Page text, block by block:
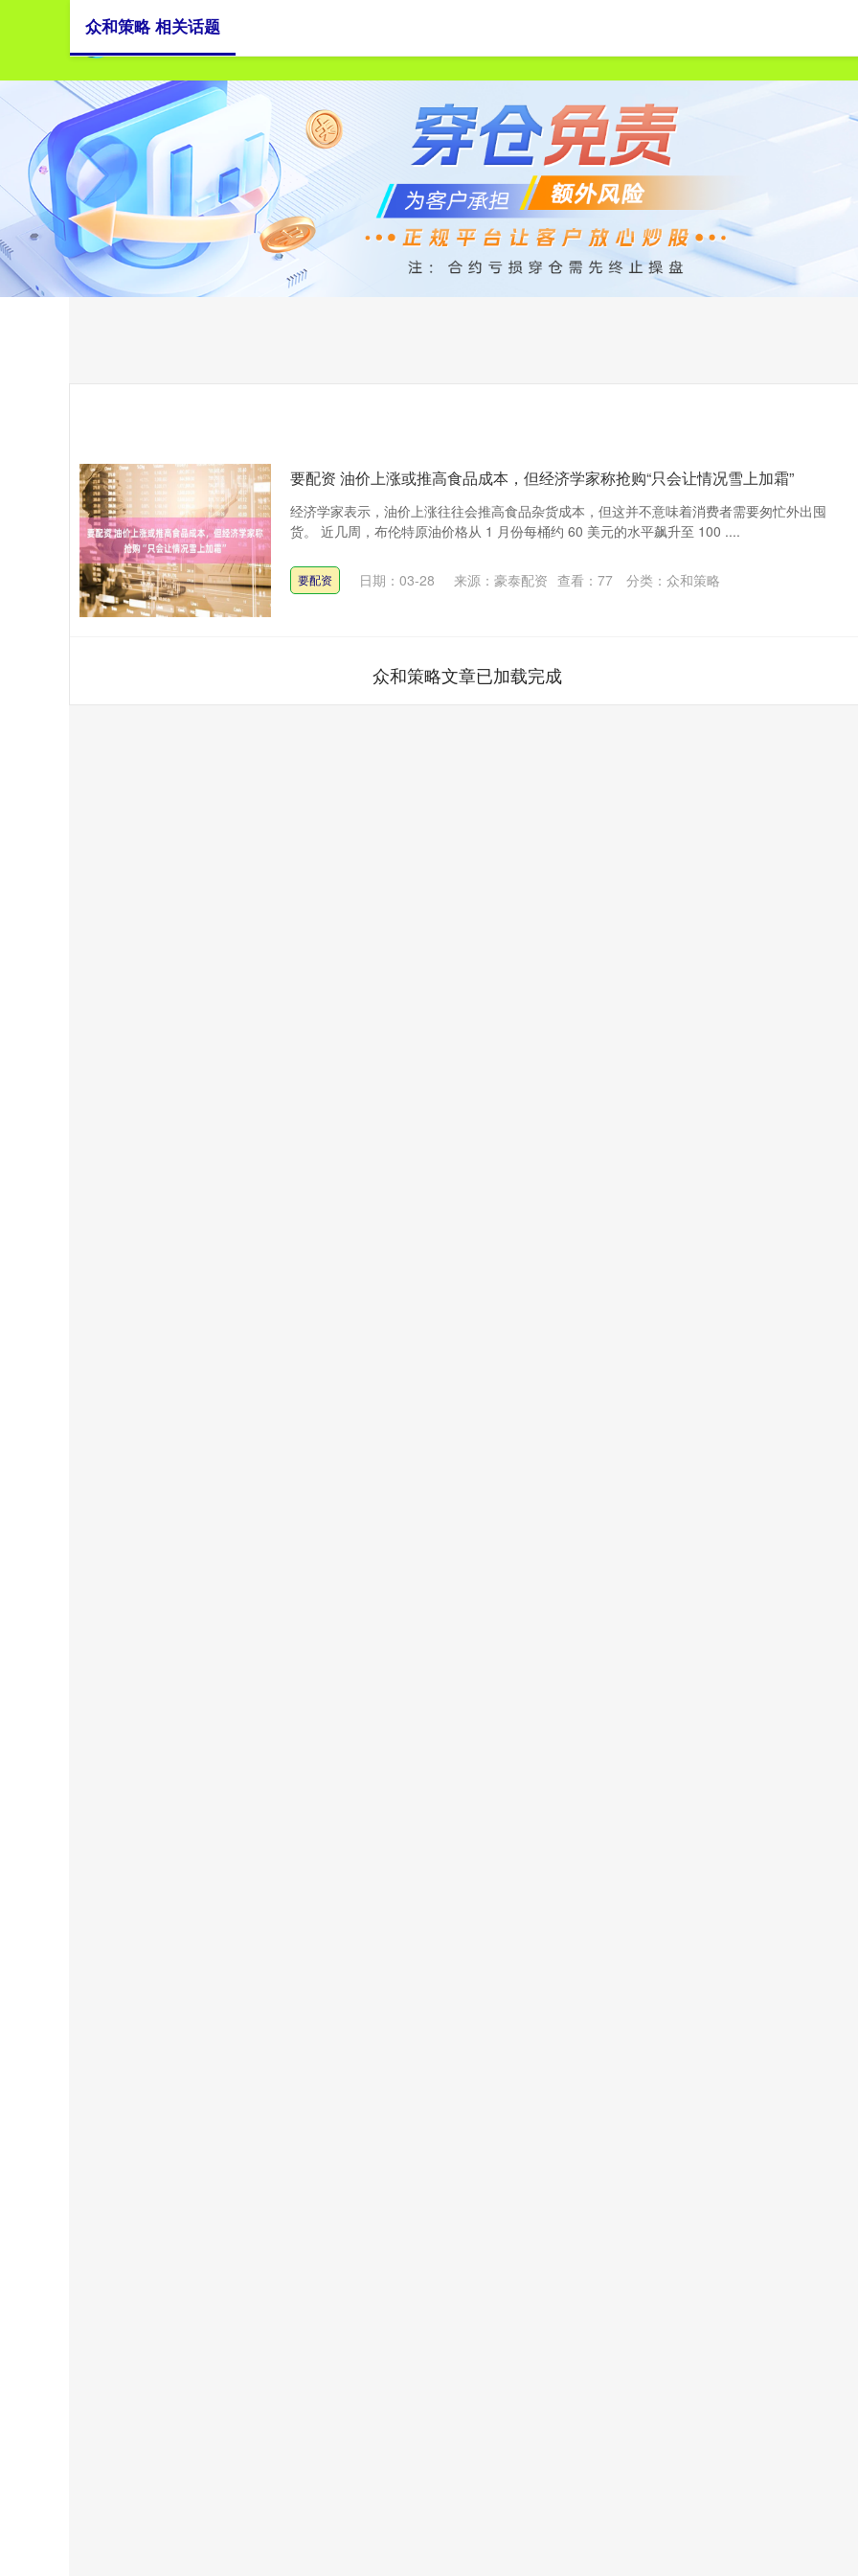
众和策略 相关话题
要配资 油价上涨或推高食品成本，但经济学家称抢购“只会让情况雪上加霜”
经济学家表示，油价上涨往往会推高食品杂货成本，但这并不意味着消费者需要匆忙外出囤
货。 近几周，布伦特原油价格从 1 月份每桶约 60 美元的水平飙升至 100 ....
要配资 日期：03-28 来源：豪泰配资 查看： 77 分类： 众和策略
众和策略文章已加载完成